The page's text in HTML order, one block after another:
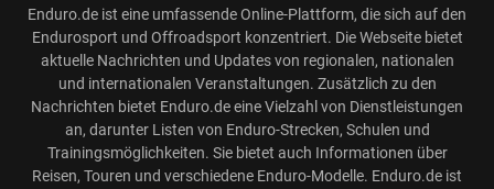
Enduro.de ist eine umfassende Online-Plattform, die sich auf den
Endurosport und Offroadsport konzentriert. Die Webseite bietet
aktuelle Nachrichten und Updates von regionalen, nationalen
und internationalen Veranstaltungen. Zusätzlich zu den
Nachrichten bietet Enduro.de eine Vielzahl von Dienstleistungen
an, darunter Listen von Enduro-Strecken, Schulen und
Trainingsmöglichkeiten. Sie bietet auch Informationen über
Reisen, Touren und verschiedene Enduro-Modelle. Enduro.de ist